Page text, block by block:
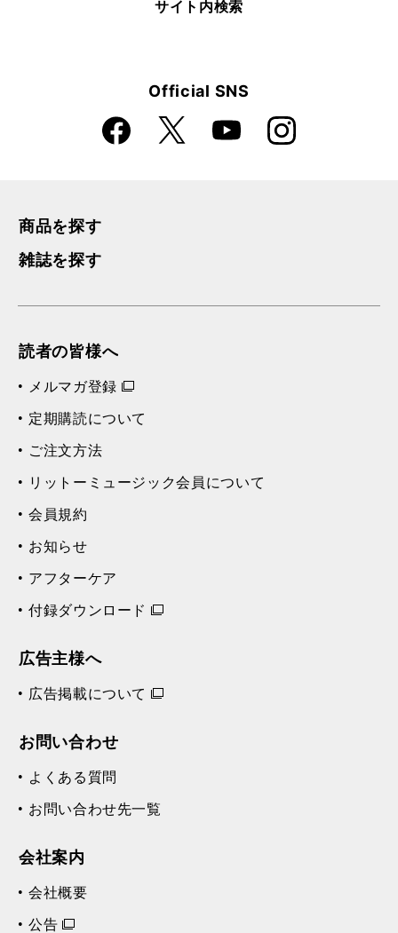
サイト内検索
Official SNS
Faceboo
k
X YouTube Instagra
m
商品を探す
雑誌を探す
読者の皆様へ
メルマガ登録
定期購読について
ご注文方法
リットーミュージック会員について
会員規約
お知らせ
アフターケア
付録ダウンロード
広告主様へ
広告掲載について
お問い合わせ
よくある質問
お問い合わせ先一覧
会社案内
会社概要
公告